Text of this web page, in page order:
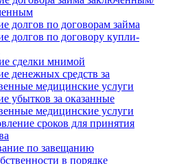
долгов по договорам займа
долгов по договору купли-
сделки мнимой
денежных средств за
медицинские услуги
убытков за оказанные
медицинские услуги
сроков для принятия
по завещанию
в порядке